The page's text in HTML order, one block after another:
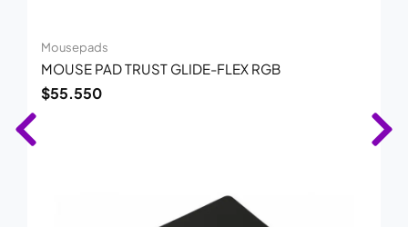
Mousepads
MOUSE PAD TRUST GLIDE-FLEX RGB
$55.550